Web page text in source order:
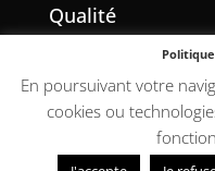
Qualité
Mentions légales
Conditions
En poursuivant votre
cookies ou